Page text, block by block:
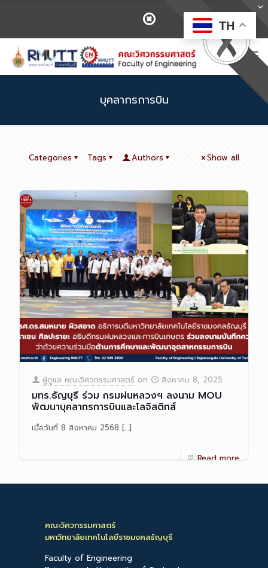
บุคลากรการบิน
Categories Tags Authors Show all
ผู้ดูแล คณะวิศวกรรมศาสตร์ on สิงหาคม 8, 2025
มทร.ธัญบุรี ร่วม กรมฝนหลวงฯ ลงนาม MOU
พัฒนาบุคลากรการบินและโลจิสติกส์
เมื่อวันที่ 8 สิงหาคม 2568 […]
Read more
คณะวิศวกรรมศาสตร์
มหาวิทยาลัยเทคโนโลยีราชมงคลธัญบุรี
Faculty of Engineering
TH